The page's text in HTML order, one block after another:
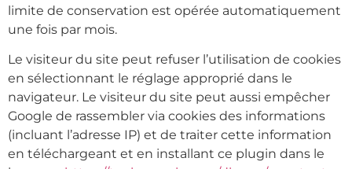
limite de conservation est opérée automatiquement
une fois par mois.
Le visiteur du site peut refuser l’utilisation de cookies
en sélectionnant le réglage approprié dans le
navigateur. Le visiteur du site peut aussi empêcher
Google de rassembler via cookies des informations
(incluant l’adresse IP) et de traiter cette information
en téléchargeant et en installant ce plugin dans le